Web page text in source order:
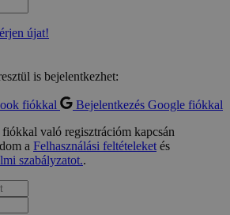
újat!
is bejelentkezhet:
fiókkal
Bejelentkezés Google fiókkal
való regisztrációm kapcsán
a Felhasználási feltételeketés
szabályzatot..